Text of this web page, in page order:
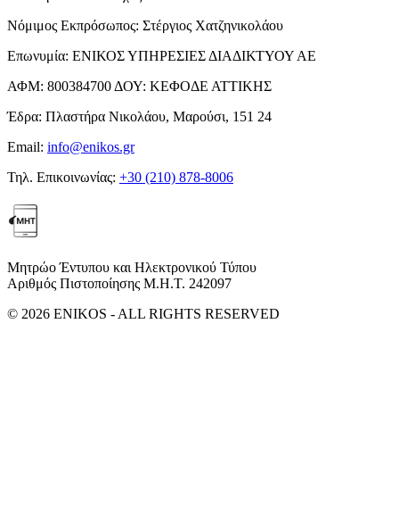
Νόμιμος Εκπρόσωπος: Στέργιος Χατζηνικολάου
Επωνυμία: ΕΝΙΚΟΣ ΥΠΗΡΕΣΙΕΣ ΔΙΑΔΙΚΤΥΟΥ ΑΕ
ΑΦΜ: 800384700 ΔΟΥ: ΚΕΦΟΔΕ ΑΤΤΙΚΗΣ
Έδρα: Πλαστήρα Νικολάου, Μαρούσι, 151 24
Email: info@enikos.gr
Τηλ. Επικοινωνίας: +30 (210) 878-8006
Μητρώο Έντυπου και Ηλεκτρονικού Τύπου
Αριθμός Πιστοποίησης Μ.Η.Τ. 242097
© 2026 ENIKOS - ALL RIGHTS RESERVED